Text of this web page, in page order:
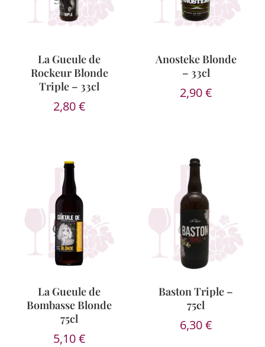
La Gueule de
Rockeur Blonde
Triple – 33cl
2,80€
Anosteke Blonde
– 33cl
2,90€
La Gueule de
Bombasse Blonde
75cl
5,10€
Baston Triple –
75cl
6,30€